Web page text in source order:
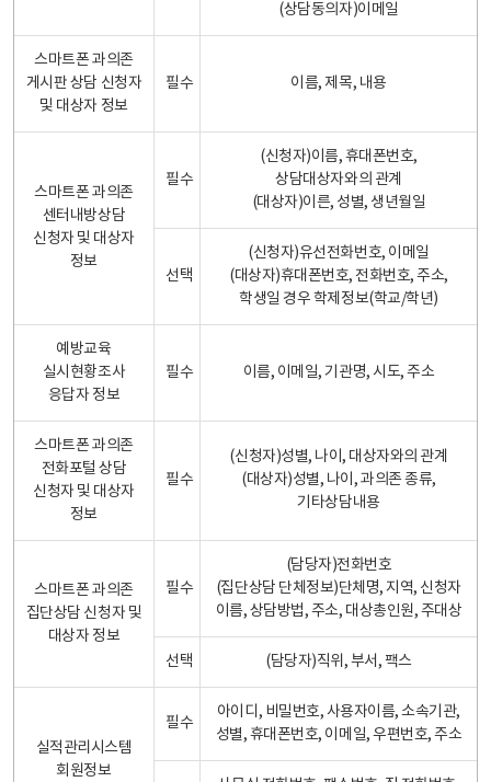
(상담동의자)이메일
스마트폰 과의존
게시판 상담 신청자
및 대상자 정보
필수 이름, 제목, 내용
스마트폰 과의존
센터내방상담
신청자 및 대상자
정보
필수
(신청자)이름, 휴대폰번호,
상담대상자와의 관계
(대상자)이른, 성별, 생년월일
선택
(신청자)유선전화번호, 이메일
(대상자)휴대폰번호, 전화번호, 주소,
학생일 경우 학제정보(학교/학년)
예방교육
실시현황조사
응답자 정보
필수 이름, 이메일, 기관명, 시도, 주소
스마트폰 과의존
전화포털 상담
신청자 및 대상자
정보
필수
(신청자)성별, 나이, 대상자와의 관계
(대상자)성별, 나이, 과의존 종류,
기타상담내용
스마트폰 과의존
집단상담 신청자 및
대상자 정보
필수
(담당자)전화번호
(집단상담 단체정보)단체명, 지역, 신청자
이름, 상담방법, 주소, 대상총인원, 주대상
선택 (담당자)직위, 부서, 팩스
실적관리시스템
회원정보
필수
아이디, 비밀번호, 사용자이름, 소속기관,
성별, 휴대폰번호, 이메일, 우편번호, 주소